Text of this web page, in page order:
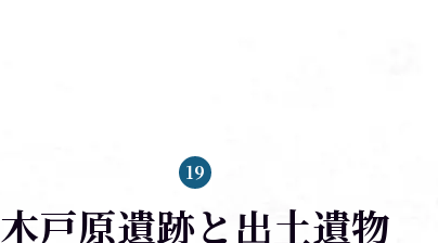
19
木戸原遺跡と出土遺物